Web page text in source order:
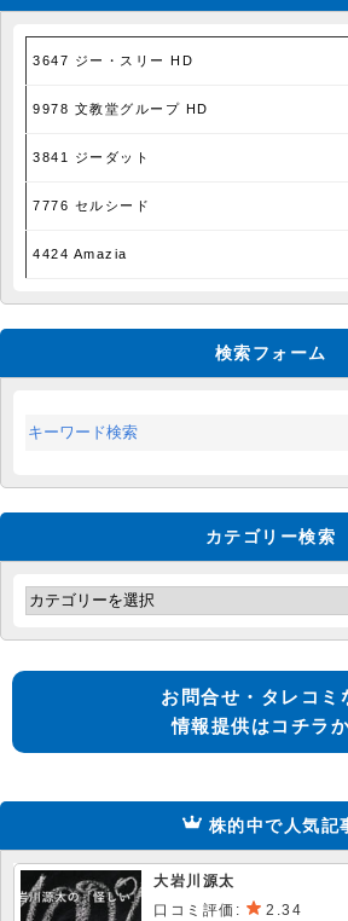
3647 ジー・スリー HD
9978 文教堂グループ HD
3841 ジーダット
7776 セルシード
4424 Amazia
検索フォーム
カテゴリー検索
お問合せ・タレコミ
情報提供はコチラ
株的中で人気記
大岩川源太
口コミ評価:
2.34